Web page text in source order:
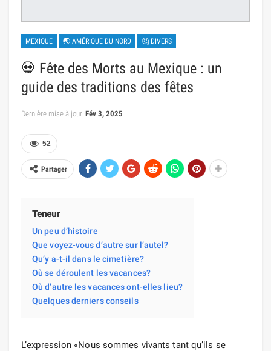
MEXIQUE 🌏 AMÉRIQUE DU NORD 🤔 DIVERS
💀 Fête des Morts au Mexique : un
guide des traditions des fêtes
Dernière mise à jour Fév 3, 2025
52
Partager
Teneur
Un peu d’histoire
Que voyez-vous d’autre sur l’autel?
Qu’y a-t-il dans le cimetière?
Où se déroulent les vacances?
Où d’autre les vacances ont-elles lieu?
Quelques derniers conseils
L’expression «Nous sommes vivants tant qu’ils se